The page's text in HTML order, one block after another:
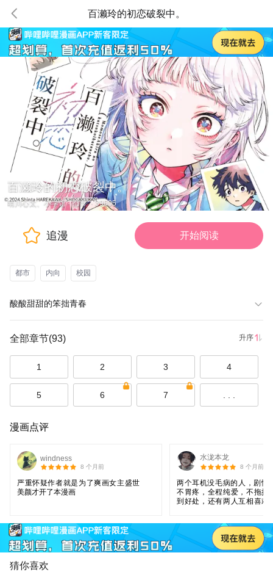
百濑玲的初恋破裂中。
百濑玲的初恋破裂中。
晴川心太、小学馆·都市 ·39605
追漫 开始阅读
都市 内向 校园
酸酸甜甜的笨拙青春
全部章节(93) 升序
1 2 3 4
5 6 7
漫画点评
windness
8 个月前
严重怀疑作者就是为了爽画女主盛世
美颜才开了本漫画
水泷本龙
8 个月前
两个耳机没毛病的人，剧情
不胃疼，全程纯爱，不拖拉
到好处，还有两人互相喜欢
猜你喜欢